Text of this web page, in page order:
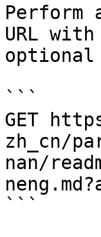
Perform
URL
optional
```
GET
zh_cn/
nan/
```